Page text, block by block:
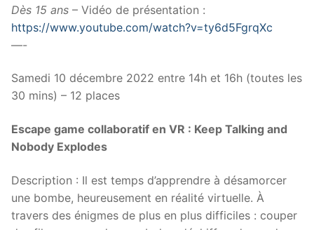
Dès 15 ans – Vidéo de présentation :
https://www.youtube.com/watch?v=ty6d5FgrqXc
—-
Samedi 10 décembre 2022 entre 14h et 16h (toutes les
30 mins) – 12 places
Escape game collaboratif en VR : Keep Talking and
Nobody Explodes
Description : Il est temps d’apprendre à désamorcer
une bombe, heureusement en réalité virtuelle. À
travers des énigmes de plus en plus difficiles : couper